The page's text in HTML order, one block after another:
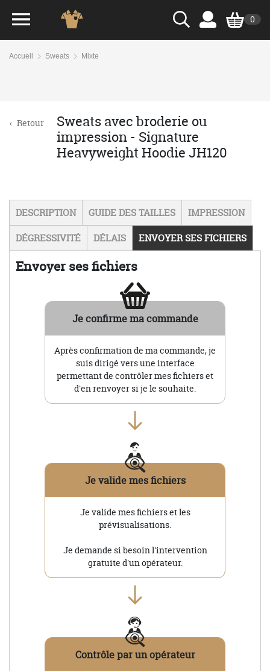
0
Accueil Sweats Mixte
‹ Retour
Sweats avec broderie ou
impression - Signature
Heavyweight Hoodie JH120
DESCRIPTION GUIDE DES TAILLES
IMPRESSION
DÉGRESSIVITÉ
DÉLAIS ENVOYER SES FICHIERS
Envoyer ses fichiers
Je confirme ma commande
Après confirmation de ma commande, je
suis dirigé vers une interface
permettant de contrôler mes fichiers et
d'en renvoyer si je le souhaite.
Je valide mes fichiers
Je valide mes fichiers et les
prévisualisations.
Je demande si besoin l'intervention
gratuite d'un opérateur.
Contrôle par un opérateur